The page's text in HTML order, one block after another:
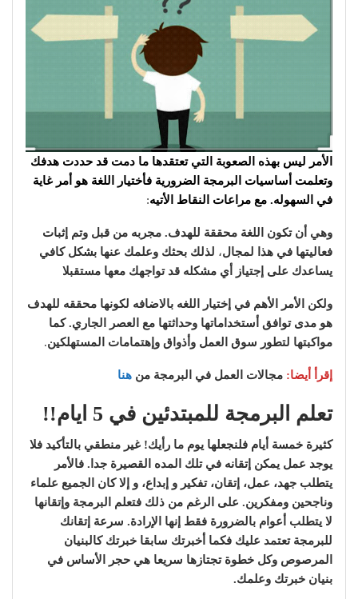
الأمر ليس بهذه الصعوبة التي تعتقدها ما دمت قد حددت هدفك
وتعلمت أساسيات البرمجة الضرورية فأختيار اللغة هو أمر غاية
في السهوله. مع مراعات النقاط الأتيه:
وهي أن تكون اللغة محققة للهدف. مجربه من قبل وتم إثبات
فعاليتها في هذا لمجال، لذلك بحثك وعلمك عنها بشكل كافي
يساعدك على إجتياز أي مشكله قد تواجهك معها مستقبلا
ولكن الأمر الأهم في إختيار اللغه بالاضافه لكونها محققه للهدف
هو مدى توافق أستخداماتها وحداثتها مع العصر الجاري. كما
مواكبتها لتطور سوق العمل وأذواق وإهتمامات المستهلكين.
إقرأ أيضا: مجالات العمل في البرمجة من هنا
تعلم البرمجة للمبتدئين في 5 ايام!!
كثيرة خمسة أيام فلنجعلها يوم ما رأيك! غير منطقي بالتأكيد فلا
يوجد عمل يمكن إتقانه في تلك المده القصيرة جدا. فالأمر
يتطلب جهد، عمل، إتقان، تفكير و إبداع، و إلا كان الجميع علماء
وناجحين ومفكرين. على الرغم من ذلك فتعلم البرمجة وإتقانها
لا يتطلب أعوام بالضرورة فقط إنها الإرادة. سرعة إتقانك
للبرمجة تعتمد عليك فكما أخبرتك سابقا خبرتك كالبنيان
المرصوص وكل خطوة تجتازها سريعا هي حجر الأساس في
بنيان خبرتك وعلمك.